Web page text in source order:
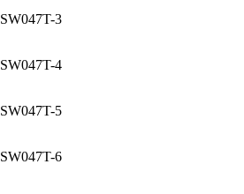
SW047T-3
SW047T-4
SW047T-5
SW047T-6